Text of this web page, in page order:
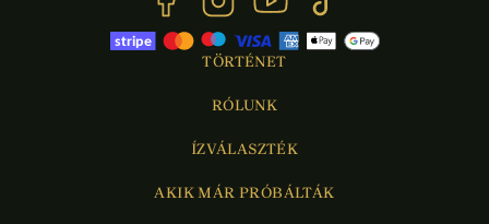
TÖRTÉNET
RÓLUNK
ÍZVÁLASZTÉK
AKIK MÁR PRÓBÁLTÁK